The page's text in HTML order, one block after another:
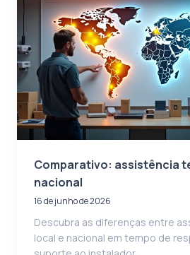
Comparativo: assistência
nacional
16 de junho de 2026
Descubra as diferenças entre
local e nacional em tempo de